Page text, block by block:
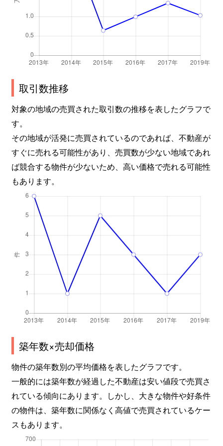
取引数推移
対象の地域の売買された取引数の推移を表したグラフで
す。
その地域が活発に売買されているのであれば、不動産が
すぐに売れる可能性があり、売買数が少ない地域であれ
ば競合する物件が少ないため、高い価格で売れる可能性
もあります。
築年数×売却価格
物件の築年数別の平均価格を表したグラフです。
一般的には築年数が経過した不動産は安い値段で売買さ
れている傾向にあります。しかし、大きな物件や好条件
の物件は、築年数に関係なく高値で売買されているケー
スもあります。